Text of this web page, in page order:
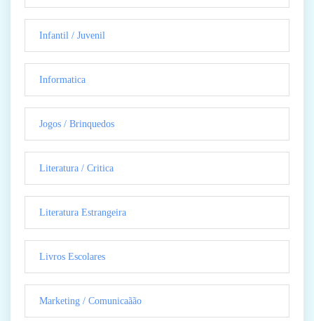
Infantil / Juvenil
Informatica
Jogos / Brinquedos
Literatura / Critica
Literatura Estrangeira
Livros Escolares
Marketing / Comunicaãão